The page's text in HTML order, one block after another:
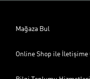
Mağaza Bul
Online Shop ile İletişime